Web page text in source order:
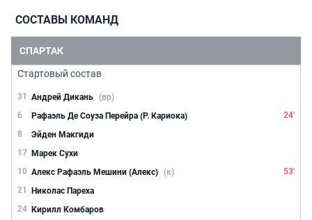
СОСТАВЫ КОМАНД
СПАРТАК
Стартовый состав
31 Андрей Дикань (вр)
6
Рафаэль Де Соуза Перейра (Р. Кариока)
24'
8
Эйден Макгиди
17 Марек Сухи
10 Алекс Рафаэль Мешини (Алекс) (к)
53'
21
Николас Пареха
24 Кирилл Комбаров